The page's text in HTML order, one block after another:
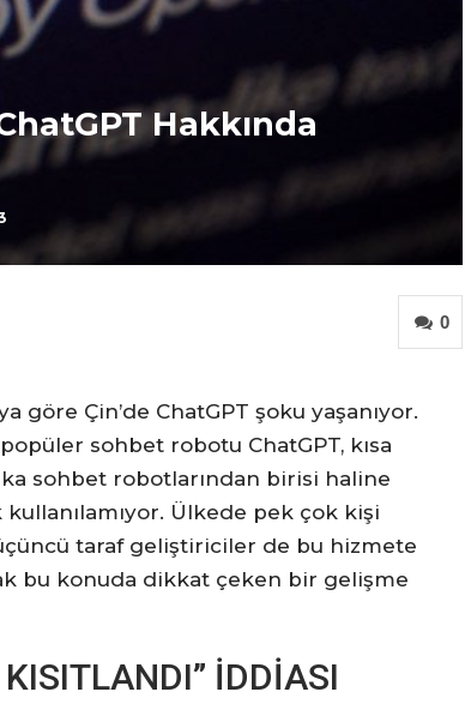
Hakkında
0
göre Çin’de ChatGPT şoku yaşanıyor.
sohbet robotu ChatGPT, kısa
sohbet robotlarından birisi haline
Ülkede pek çok kişi
üçüncü taraf geliştiriciler de bu hizmete
bu konuda dikkat çeken bir gelişme
KISITLANDI” İDDİASI